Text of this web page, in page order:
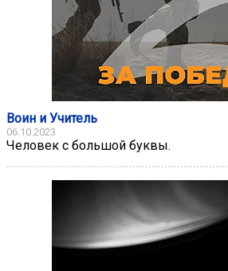
Воин и Учитель
06.10.2023
Человек с большой буквы.